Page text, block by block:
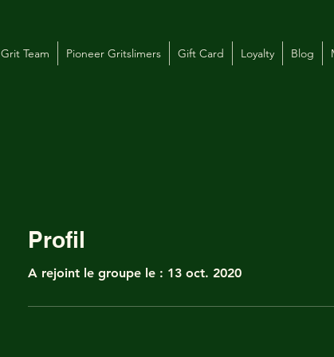
Grit Team Pioneer Gritslimers Gift Card Loyalty Blog
Profil
A rejoint le groupe le : 13 oct. 2020